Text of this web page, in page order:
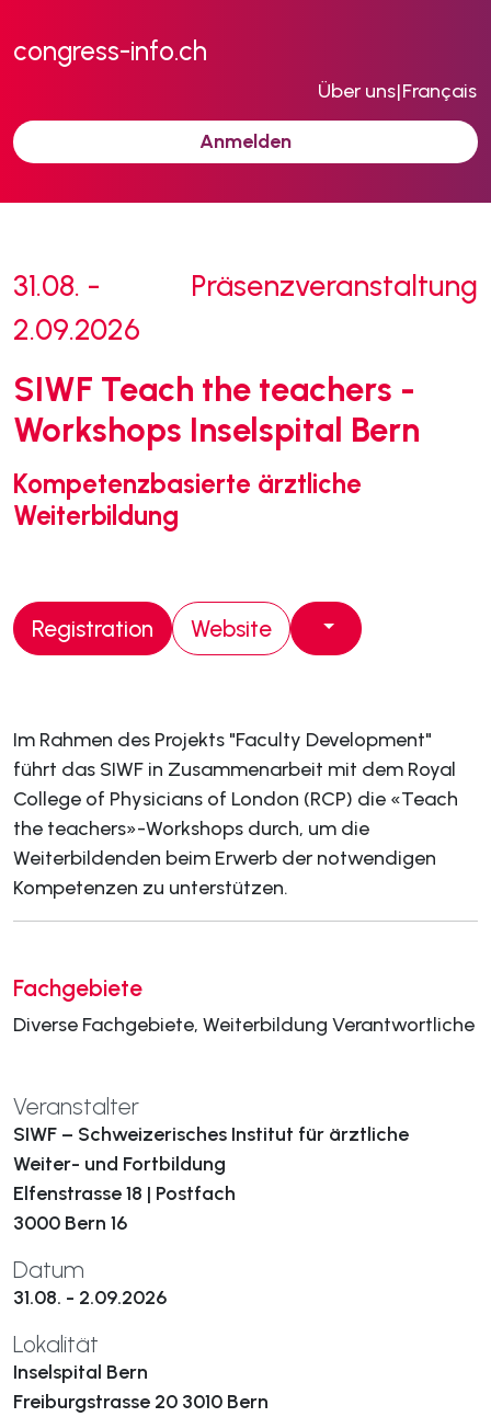
congress-info.ch
Über uns|Français
Anmelden
31.08. -
2.09.2026
Präsenzveranstaltung
SIWF Teach the teachers -
Workshops Inselspital Bern
Kompetenzbasierte ärztliche
Weiterbildung
Registration Website
Im Rahmen des Projekts "Faculty Development"
führt das SIWF in Zusammenarbeit mit dem Royal
College of Physicians of London (RCP) die «Teach
the teachers»-Workshops durch, um die
Weiterbildenden beim Erwerb der notwendigen
Kompetenzen zu unterstützen.
Fachgebiete
Diverse Fachgebiete, Weiterbildung Verantwortliche
Veranstalter
SIWF – Schweizerisches Institut für ärztliche
Weiter- und Fortbildung
Elfenstrasse 18 | Postfach
3000 Bern 16
Datum
31.08. - 2.09.2026
Lokalität
Inselspital Bern
Freiburgstrasse 20 3010 Bern